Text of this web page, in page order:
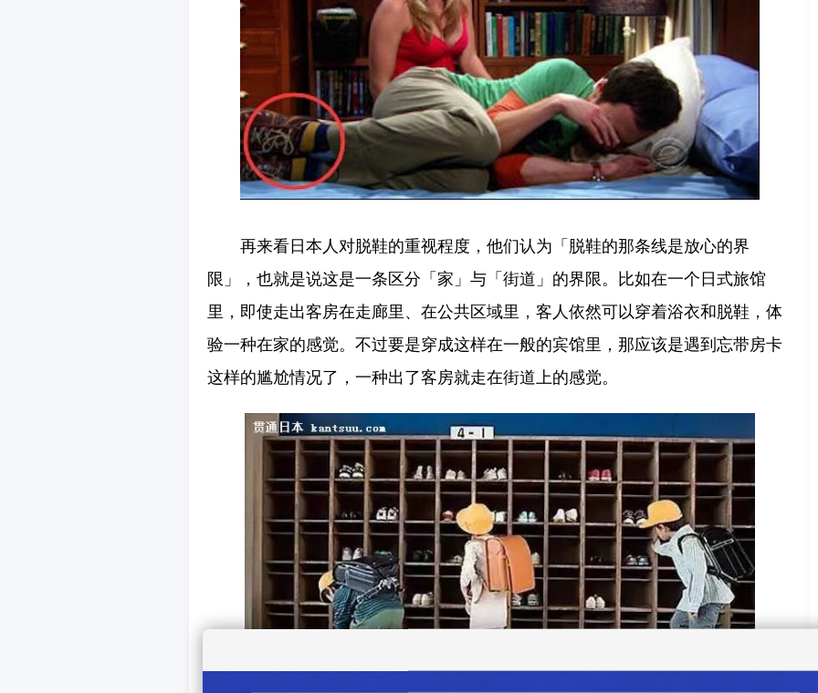
再来看日本人对脱鞋的重视程度，他们认为「脱鞋的那条线是放心的界
限」，也就是说这是一条区分「家」与「街道」的界限。比如在一个日式旅馆
里，即使走出客房在走廊里、在公共区域里，客人依然可以穿着浴衣和脱鞋，体
验一种在家的感觉。不过要是穿成这样在一般的宾馆里，那应该是遇到忘带房卡
这样的尴尬情况了，一种出了客房就走在街道上的感觉。